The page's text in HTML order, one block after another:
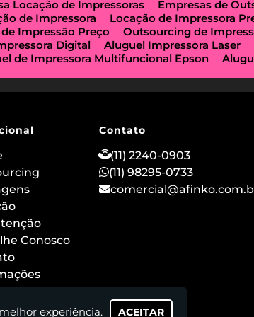
Locação de Impressoras
Empresas de
de Impressora Locação de Impressora
Impressão Preço Outsourcing de
Digital Aluguel Impressora Laser
de Impressora Multifuncional Epson
de Impressoras a Laser Locação de
de Impressora Hp
Impressoras Locação de Máquina
de Impressora a Laser Aluguel de
de Impressoras para Comércios
Locação
de Impressoras para Escolas
Serviço de
Impressora Térmica para Evento
de Impressoras Epson
Locação de Impressoras Multifuncionais em
Conosco
Contato
(11) 2240-0903
(11) 98295-0733
experiência. ACEITAR